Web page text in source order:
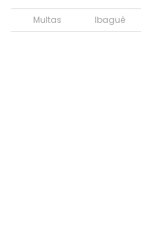
Multas Ibagué